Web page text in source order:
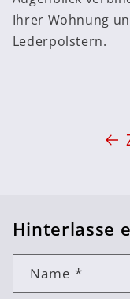
Ihrer Wohnung
Lederpolstern.
Hinterlasse
Name *